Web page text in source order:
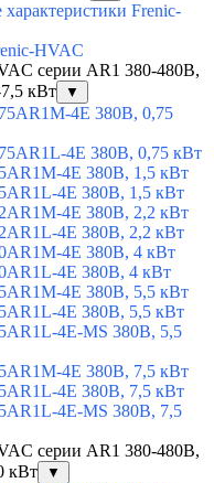
характеристики Frenic-
HVAC
серии AR1 380-480В,
кВт
▼
4E 380В, 0,75
4E 380В, 0,75 кВт
4E 380В, 1,5 кВт
4E 380В, 1,5 кВт
4E 380В, 2,2 кВт
4E 380В, 2,2 кВт
4E 380В, 4 кВт
4E 380В, 4 кВт
4E 380В, 5,5 кВт
4E 380В, 5,5 кВт
4E-MS 380В, 5,5
4E 380В, 7,5 кВт
4E 380В, 7,5 кВт
4E-MS 380В, 7,5
серии AR1 380-480В,
кВт
▼